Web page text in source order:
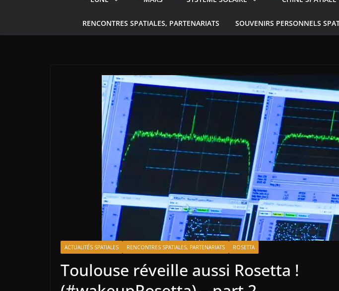
RENCONTRES SPATIALES, PARTENARIATS SOUVENIRS PERSONNELS
ACTUALITÉS SPATIALES RENCONTRES SPATIALES, PARTENARIATS ROSETTA
Toulouse réveille aussi Rosetta !